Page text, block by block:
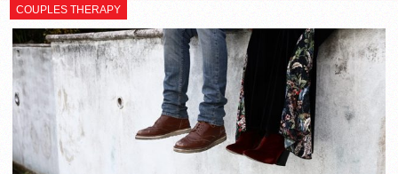
COUPLES THERAPY